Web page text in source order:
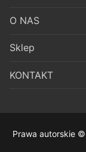
O NAS
Sklep
KONTAKT
Prawa autorskie